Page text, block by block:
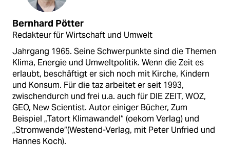
Bernhard Pötter
Redakteur für Wirtschaft und Umwelt
Jahrgang 1965. Seine Schwerpunkte sind die Themen
Klima, Energie und Umweltpolitik. Wenn die Zeit es
erlaubt, beschäftigt er sich noch mit Kirche, Kindern
und Konsum. Für die taz arbeitet er seit 1993,
zwischendurch und frei u.a. auch für DIE ZEIT, WOZ,
GEO, New Scientist. Autor einiger Bücher, Zum
Beispiel „Tatort Klimawandel“ (oekom Verlag) und
„Stromwende“(Westend-Verlag, mit Peter Unfried und
Hannes Koch).